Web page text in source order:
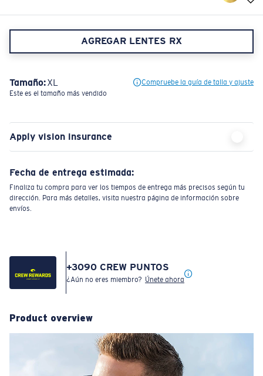
AGREGAR LENTES RX
Tamaño:XL
Compruebe la guía de talla y ajuste
Este es el tamaño más vendido
Apply vision insurance
Fecha de entrega estimada:
Finaliza tu compra para ver los tiempos de entrega más precisos según tu
dirección. Para más detalles, visita nuestra página de información sobre
envíos.
+3090 CREW PUNTOS
¿Aún no eres miembro? Únete ahora
Product overview